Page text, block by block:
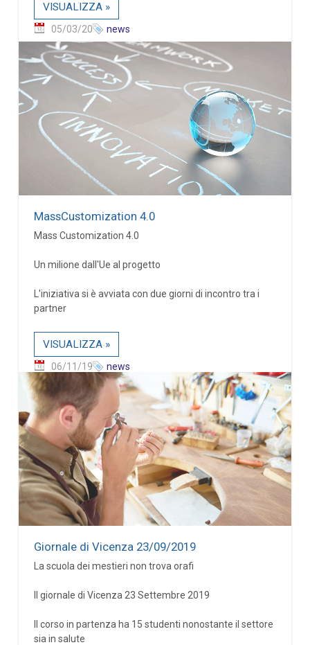
VISUALIZZA »
05/03/20 news
MassCustomization 4.0
Mass Customization 4.0
Un milione dall'Ue al progetto
L'iniziativa si è avviata con due giorni di incontro tra i
partner
VISUALIZZA »
06/11/19 news
Giornale di Vicenza 23/09/2019
La scuola dei mestieri non trova orafi
Il giornale di Vicenza 23 Settembre 2019
Il corso in partenza ha 15 studenti nonostante il settore
sia in salute